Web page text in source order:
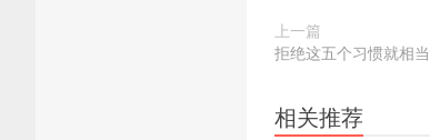
上一篇
拒绝这五个习惯就相
相关推荐